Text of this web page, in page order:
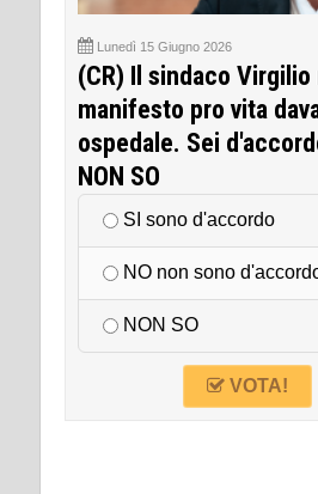
Lunedì 15 Giugno 2026
(CR) Il sindaco Virgilio
manifesto pro vita
ospedale. Sei
NON SO
SI sono d'accordo
NO non sono
NON SO
VOTA!